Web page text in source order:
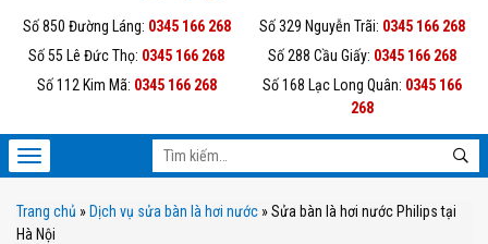
Số 850 Đường Láng: 0345 166 268 Số 329 Nguyễn Trãi: 0345 166 268
Số 55 Lê Đức Thọ: 0345 166 268 Số 288 Cầu Giấy: 0345 166 268
Số 112 Kim Mã: 0345 166 268 Số 168 Lạc Long Quân: 0345 166
268
Trang chủ » Dịch vụ sửa bàn là hơi nước »Sửa bàn là hơi nước Philips tại
Hà Nội